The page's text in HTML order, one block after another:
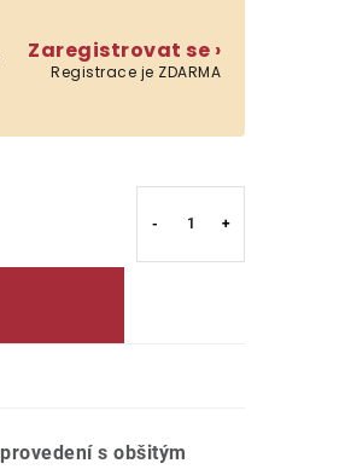
Zaregistrovat se ›
Registrace je ZDARMA
provedení s obšitým